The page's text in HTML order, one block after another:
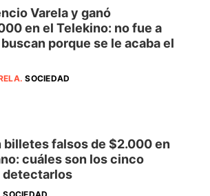
Varela y ganó
en el Telekino: no fue a
porque se le acaba el
.SOCIEDAD
billetes falsos de $2.000 en
cuáles son los cinco
detectarlos